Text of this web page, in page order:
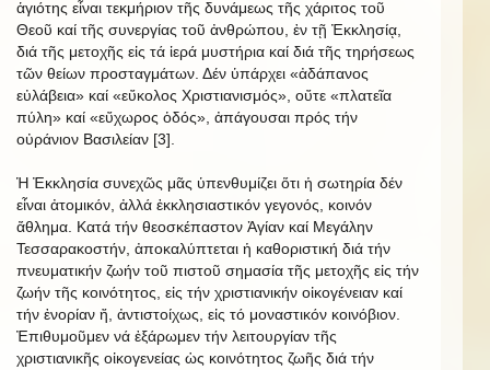
ἁγιότης εἶναι τεκμήριον τῆς δυνάμεως τῆς χάριτος τοῦ
Θεοῦ καί τῆς συνεργίας τοῦ ἀνθρώπου, ἐν τῇ Ἐκκλησίᾳ,
διά τῆς μετοχῆς εἰς τά ἱερά μυστήρια καί διά τῆς τηρήσεως
τῶν θείων προσταγμάτων. Δέν ὑπάρχει «ἀδάπανος
εὐλάβεια» καί «εὔκολος Χριστιανισμός», οὔτε «πλατεῖα
πύλη» καί «εὔχωρος ὁδός», ἀπάγουσαι πρός τήν
οὐράνιον Βασιλείαν [3].
Ἡ Ἐκκλησία συνεχῶς μᾶς ὑπενθυμίζει ὅτι ἡ σωτηρία δέν
εἶναι ἀτομικόν, ἀλλά ἐκκλησιαστικόν γεγονός, κοινόν
ἄθλημα. Κατά τήν θεοσκέπαστον Ἁγίαν καί Μεγάλην
Τεσσαρακοστήν, ἀποκαλύπτεται ἡ καθοριστική διά τήν
πνευματικήν ζωήν τοῦ πιστοῦ σημασία τῆς μετοχῆς εἰς τήν
ζωήν τῆς κοινότητος, εἰς τήν χριστιανικήν οἰκογένειαν καί
τήν ἐνορίαν ἤ, ἀντιστοίχως, εἰς τό μοναστικόν κοινόβιον.
Ἐπιθυμοῦμεν νά ἐξάρωμεν τήν λειτουργίαν τῆς
χριστιανικῆς οἰκογενείας ὡς κοινότητος ζωῆς διά τήν